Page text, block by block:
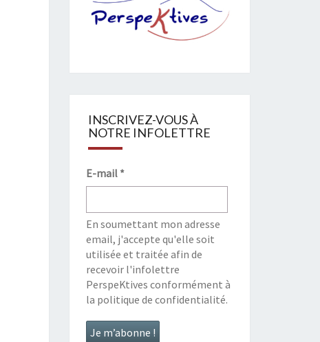
INSCRIVEZ-VOUS À
NOTRE INFOLETTRE
E-mail *
En soumettant mon adresse
email, j'accepte qu'elle soit
utilisée et traitée afin de
recevoir l'infolettre
PerspeKtives conformément à
la politique de confidentialité.